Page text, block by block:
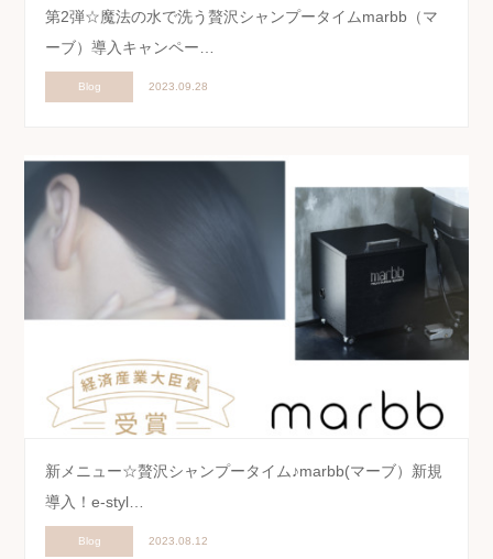
第2弾☆魔法の水で洗う贅沢シャンプータイムmarbb（マ
ーブ）導入キャンペー…
Blog 2023.09.28
新メニュー☆贅沢シャンプータイム♪marbb(マーブ）新規
導入！e-styl…
Blog 2023.08.12